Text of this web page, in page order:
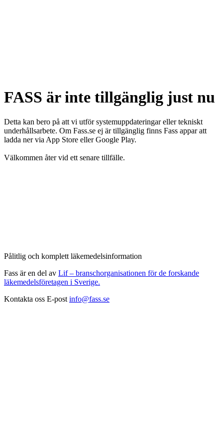
FASS är inte tillgänglig just nu
Detta kan bero på att vi utför systemuppdateringar eller tekniskt
underhållsarbete. Om Fass.se ej är tillgänglig finns Fass appar att
ladda ner via App Store eller Google Play.
Välkommen åter vid ett senare tillfälle.
Pålitlig och komplett läkemedelsinformation
Fass är en del av Lif – branschorganisationen för de forskande
läkemedelsföretagen i Sverige.
Kontakta oss E-post info@fass.se